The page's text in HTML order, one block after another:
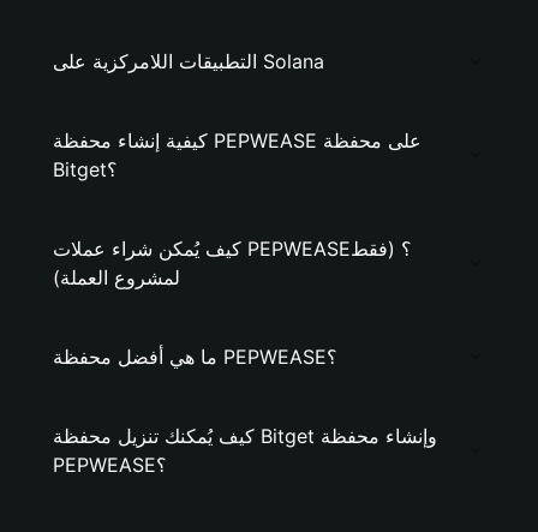
التطبيقات اللامركزية على Solana
كيفية إنشاء محفظة PEPWEASE على محفظة
Bitget؟
كيف يُمكن شراء عملات PEPWEASE؟ (فقط
لمشروع العملة)
ما هي أفضل محفظة PEPWEASE؟
كيف يُمكنك تنزيل محفظة Bitget وإنشاء محفظة
PEPWEASE؟